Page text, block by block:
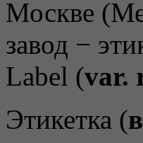
Label (var.
Этикетка (